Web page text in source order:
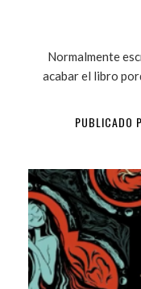
Normalmente
acabar el libro
PUBLICADO